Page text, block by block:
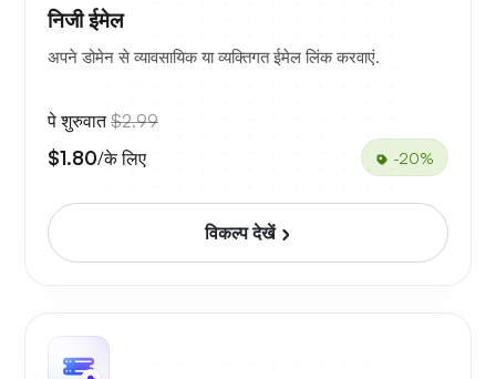
निजी ईमेल
अपने डोमेन से व्यावसायिक या व्यक्तिगत ईमेल लिंक करवाएं.
पे शुरुवात$2.99
$1.80/के लिए -20%
विकल्प देखें